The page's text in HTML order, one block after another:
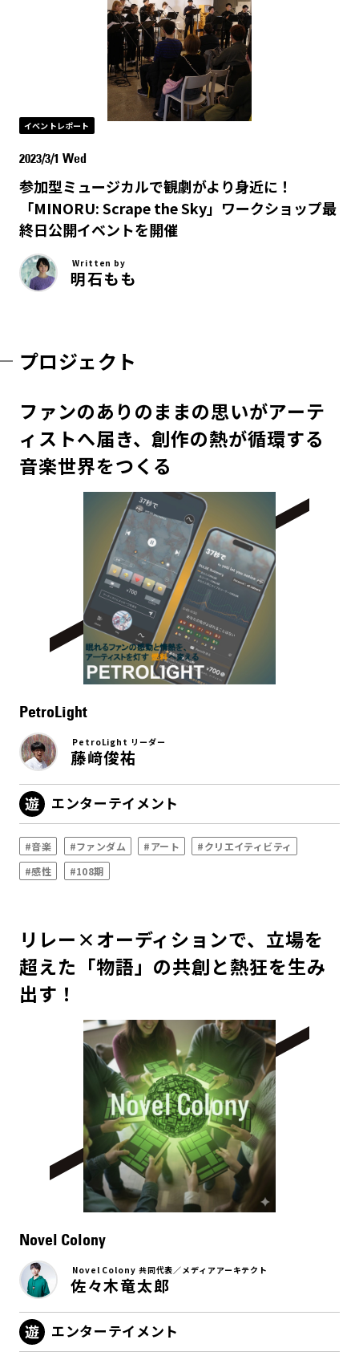
イベントレポート
2023/3/1 Wed
参加型ミュージカルで観劇がより身近に！
「MINORU: Scrape the Sky」ワークショップ最
終日公開イベントを開催
Written by
明石もも
プロジェクト
ファンのありのままの思いがアーテ
ィストへ届き、創作の熱が循環する
音楽世界をつくる
PetroLight
PetroLight リーダー
藤﨑俊祐
エンターテイメント
#音楽 #ファンダム #アート
#クリエイティビティ
#感性
#108期
リレー×オーディションで、立場を
超えた「物語」の共創と熱狂を生み
出す！
Novel Colony
Novel Colony 共同代表／メディアアーキテクト
佐々木竜太郎
エンターテイメント